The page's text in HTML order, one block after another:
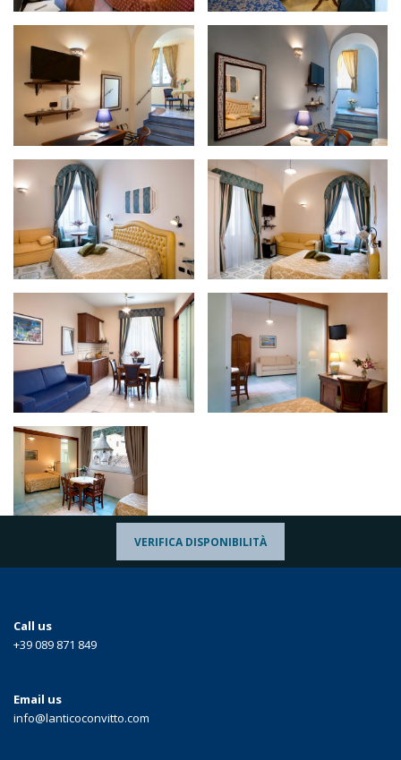
VERIFICA DISPONIBILITÀ
Call us
+39 089 871 849
Email us
info@lanticoconvitto.com